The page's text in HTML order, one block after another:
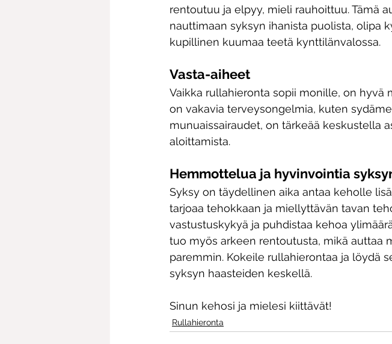
rentoutuu ja elpyy, mieli rauhoittuu. Tämä
nauttimaan syksyn ihanista puolista, olipa
kupillinen kuumaa teetä kynttilänvalossa.
Vasta-aiheet
Vaikka rullahieronta sopii monille, on hyvä
on vakavia terveysongelmia, kuten
munuaissairaudet, on tärkeää keskustella
aloittamista.
Hemmottelua ja hyvinvointia
Syksy on täydellinen aika antaa keholle
tarjoaa tehokkaan ja miellyttävän tavan
vastustuskykyä ja puhdistaa kehoa
tuo myös arkeen rentoutusta, mikä auttaa
paremmin. Kokeile rullahierontaa ja löydä
syksyn haasteiden keskellä.
Sinun kehosi ja mielesi kiittävät!
Rullahieronta